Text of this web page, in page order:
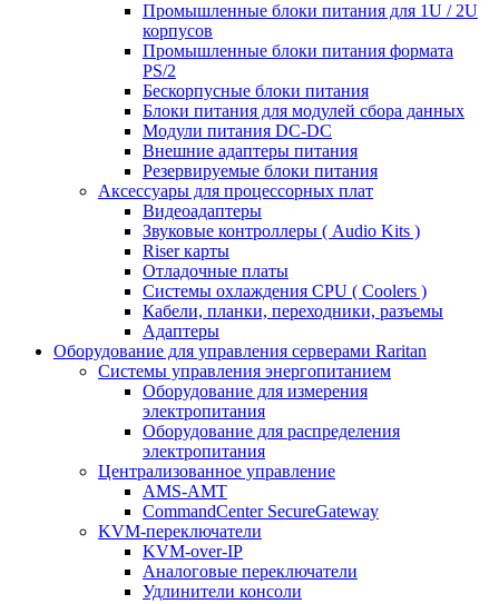
Промышленные блоки питания для 1U / 2U
корпусов
Промышленные блоки питания формата
PS/2
Бескорпусные блоки питания
Блоки питания для модулей сбора данных
Модули питания DC-DC
Внешние адаптеры питания
Резервируемые блоки питания
Аксессуары для процессорных плат
Видеоадаптеры
Звуковые контроллеры ( Audio Kits )
Riser карты
Отладочные платы
Системы охлаждения CPU ( Coolers )
Кабели, планки, переходники, разъемы
Адаптеры
Оборудование для управления серверами Raritan
Системы управления энергопитанием
Оборудование для измерения
электропитания
Оборудование для распределения
электропитания
Централизованное управление
AMS-AMT
CommandCenter SecureGateway
KVM-переключатели
KVM-over-IP
Аналоговые переключатели
Удлинители консоли